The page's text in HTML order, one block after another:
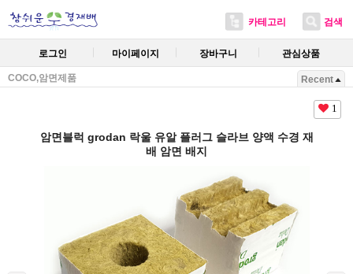
카테고리 검색
로그인 마이페이지 장바구니 관심상품
COCO,암면제품 Recent
1
암면블럭 grodan 락울 유알 플러그 슬라브 양액 수경 재
배 암면 배지